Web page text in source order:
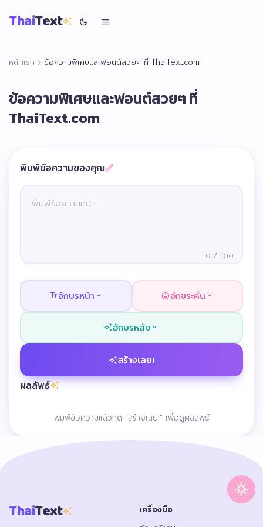
ThaiTextauto_awesome dark_mode menu
หน้าแรก chevron_right ข้อความพิเศษและฟอนต์สวยๆ ที่ ThaiText.com
ข้อความพิเศษและฟอนต์สวยๆ ที่
ThaiText.com
พิมพ์ข้อความของคุณedit
0 / 100
text_fieldsอักษรหน้า expand_more moodอักขระคั่น expand_more
auto_awesomeอักษรหลัง expand_more
auto_awesomeสร้างเลย!
ผลลัพธ์auto_awesome
พิมพ์ข้อความแล้วกด “สร้างเลย!” เพื่อดูผลลัพธ์
sunny
ThaiTextauto_awesome เครื่องมือ